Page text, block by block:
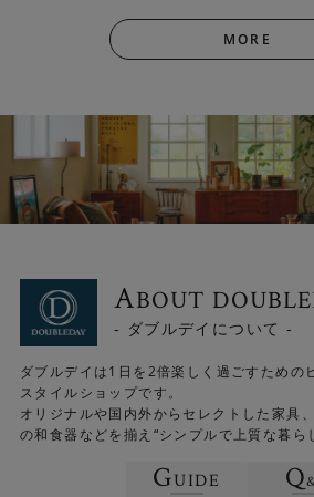
キャスター付きで移動もラクラク
す。4点のうち2点にはストッパーも
キャスターにはエラストマー素材を
にも使われる頑丈な素材で、プラス
MORE
ABOUT
- ダブルデイについて -
ダブルデイは1日を2倍楽しく過ごすための
スタイルショップです。
オリジナルや国内外からセレクトした家具
の和食器などを揃え“シンプルで上質な暮ら
GUIDE Q&